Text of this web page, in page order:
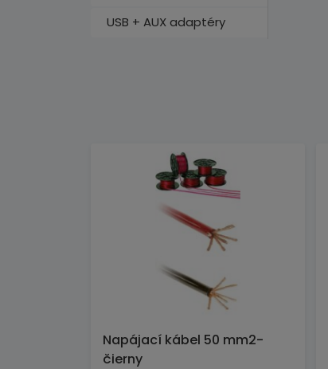
USB + AUX adaptéry
Napájací kábel 50 mm2-
čierny